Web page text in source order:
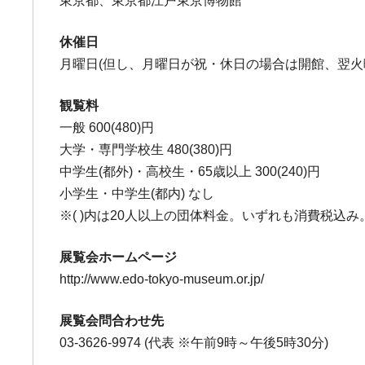
休催日
月曜日(但し、月曜日が祝・休日の場合は開館、翌
観覧料
一般 600(480)円
大学・専門学校生 480(380)円
中学生(都外)・高校生・65歳以上 300(240)円
小学生・中学生(都内) なし
※( )内は20人以上の団体料金。いずれも消費税込み。
展覧会ホームページ
http://www.edo-tokyo-museum.or.jp/
展覧会問合わせ先
03-3626-9974 (代表 ※午前9時～午後5時30分)